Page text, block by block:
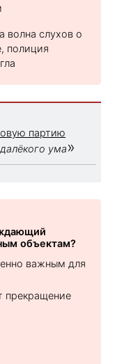
волна слухов о
полиция
партию
ума»
объектам?
важным для
прекращение